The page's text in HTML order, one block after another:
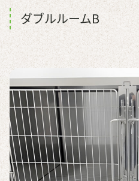
ダブルルームB